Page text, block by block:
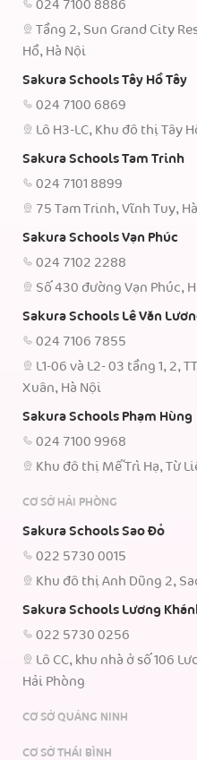
024 7100 8886
Tầng 2, Sun Grand City
Hồ, Hà Nội
Sakura Schools Tây Hồ Tây
024 7100 6869
Lô H3-LC, Khu đô thị Tây
Sakura Schools Tam Trinh
024 7101 8899
75 Tam Trinh, Vĩnh Tuy,
Sakura Schools Vạn Phúc
024 7102 2288
Số 430 đường Vạn Phúc,
Sakura Schools Lê Văn
024 7106 7855
L1-06 và L2- 03 tầng 1, 2,
Xuân, Hà Nội
Sakura Schools Phạm Hùng
024 7100 9968
Khu đô thị Mễ Trì Hạ, Từ
CƠ SỞ HẢI PHÒNG
Sakura Schools Sao Đỏ
022 5730 0015
Khu đô thị Anh Dũng 2,
Sakura Schools Lương
022 5730 0256
Lô CC, khu nhà ở số 106
Hải Phòng
CƠ SỞ QUẢNG NINH
CƠ SỞ THÁI BÌNH